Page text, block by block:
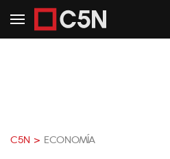
C5N > ECONOMÍA